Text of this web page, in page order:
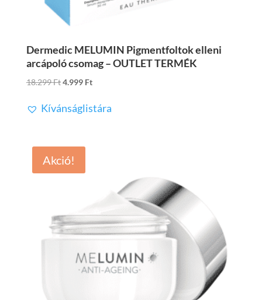
Dermedic MELUMIN Pigmentfoltok elleni
arcápoló csomag – OUTLET TERMÉK
18.299FtOriginal
was:
4.999 FtCurrent
is:
Kívánságlistára
Akció!